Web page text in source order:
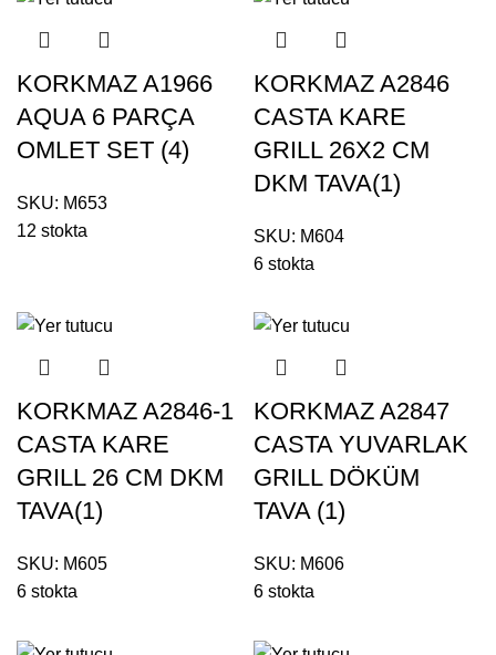
KORKMAZ A1966
AQUA 6 PARÇA
OMLET SET (4)
SKU: M653
12 stokta
KORKMAZ A2846
CASTA KARE
GRILL 26X2 CM
DKM TAVA(1)
SKU: M604
6 stokta
KORKMAZ A2846-1
CASTA KARE
GRILL 26 CM DKM
TAVA(1)
SKU: M605
6 stokta
KORKMAZ A2847
CASTA YUVARLAK
GRILL DÖKÜM
TAVA (1)
SKU: M606
6 stokta